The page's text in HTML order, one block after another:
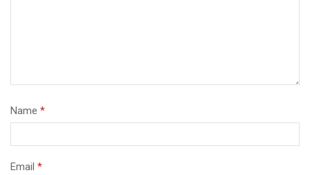
Name *
Email *